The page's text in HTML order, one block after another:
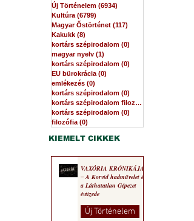
Új Történelem (6934)
Kultúra (6799)
Magyar Őstörténet (117)
Kakukk (8)
kortárs szépirodalom (0)
magyar nyelv (1)
kortárs szépirodalom (0)
EU bürokrácia (0)
emlékezés (0)
kortárs szépirodalom (0)
kortárs szépirodalom filozófia
kortárs szépirodalom (0)
filozófia (0)
KIEMELT CIKKEK
VAXÓRIA KRÓNIKÁJA
‒ A Korvid hadművelet és
a Láthatatlan Gépezet
évtizede
Új Történelem